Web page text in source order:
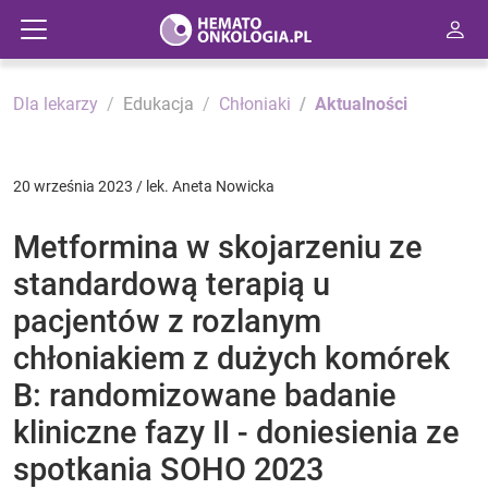
Dla lekarzy Edukacja Chłoniaki Aktualności
20 września 2023 / lek. Aneta Nowicka
Metformina w skojarzeniu ze
standardową terapią u
pacjentów z rozlanym
chłoniakiem z dużych komórek
B: randomizowane badanie
kliniczne fazy II - doniesienia ze
spotkania SOHO 2023